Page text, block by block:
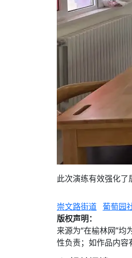
此次演练有效强化
崇文路街道 葡萄园
版权声明：
来源为“在榆林网”
性负责；如作品内容